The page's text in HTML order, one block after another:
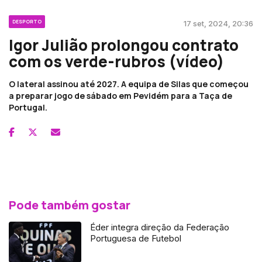
DESPORTO 17 set, 2024, 20:36
Igor Julião prolongou contrato
com os verde-rubros (vídeo)
O lateral assinou até 2027. A equipa de Silas que começou
a preparar jogo de sábado em Pevidém para a Taça de
Portugal.
Pode também gostar
Éder integra direção da Federação
Portuguesa de Futebol